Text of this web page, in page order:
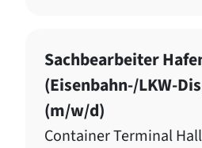
Sachbearbeiter
(Eisenbahn-/LKW-
(m/w/d)
Container Terminal